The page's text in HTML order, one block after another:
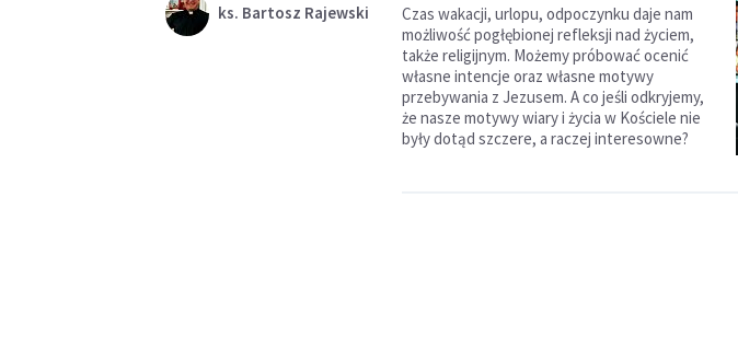
ks. Bartosz Rajewski
Czas wakacji, urlopu, odpoczynku daje nam
możliwość pogłębionej refleksji nad życiem,
także religijnym. Możemy próbować ocenić
własne intencje oraz własne motywy
przebywania z Jezusem. A co jeśli odkryjemy,
że nasze motywy wiary i życia w Kościele nie
były dotąd szczere, a raczej interesowne?